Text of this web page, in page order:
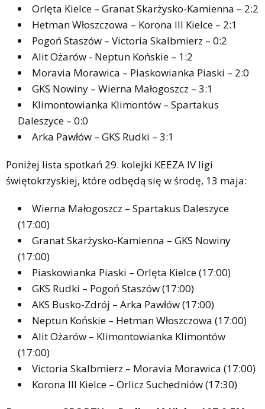
Orlęta Kielce – Granat Skarżysko-Kamienna – 2:2
Hetman Włoszczowa – Korona III Kielce – 2:1
Pogoń Staszów – Victoria Skalbmierz – 0:2
Alit Ożarów - Neptun Końskie – 1:2
Moravia Morawica – Piaskowianka Piaski – 2:0
GKS Nowiny – Wierna Małogoszcz – 3:1
Klimontowianka Klimontów – Spartakus
Daleszyce – 0:0
Arka Pawłów – GKS Rudki – 3:1
Poniżej lista spotkań 29. kolejki KEEZA IV ligi
świętokrzyskiej, które odbędą się w środę, 13 maja:
Wierna Małogoszcz – Spartakus Daleszyce
(17:00)
Granat Skarżysko-Kamienna – GKS Nowiny
(17:00)
Piaskowianka Piaski – Orlęta Kielce (17:00)
GKS Rudki – Pogoń Staszów (17:00)
AKS Busko-Zdrój – Arka Pawłów (17:00)
Neptun Końskie – Hetman Włoszczowa (17:00)
Alit Ożarów – Klimontowianka Klimontów
(17:00)
Victoria Skalbmierz – Moravia Morawica (17:00)
Korona III Kielce – Orlicz Suchedniów (17:30)